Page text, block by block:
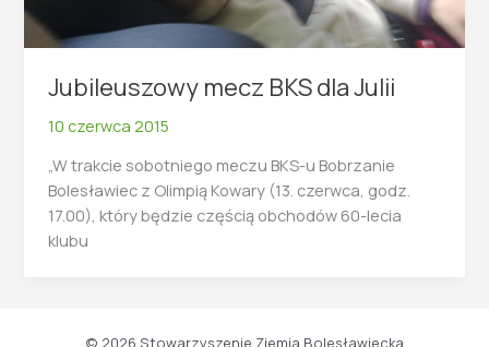
Jubileuszowy mecz BKS dla Julii
10 czerwca 2015
„W trakcie sobotniego meczu BKS-u Bobrzanie
Bolesławiec z Olimpią Kowary (13. czerwca, godz.
17.00), który będzie częścią obchodów 60-lecia
klubu
© 2026 Stowarzyszenie Ziemia Bolesławiecka